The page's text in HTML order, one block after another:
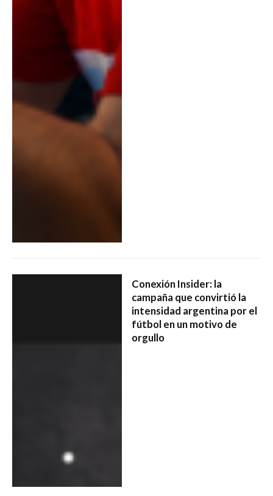
Conexión Insider: la
campaña que convirtió la
intensidad argentina por el
fútbol en un motivo de
orgullo